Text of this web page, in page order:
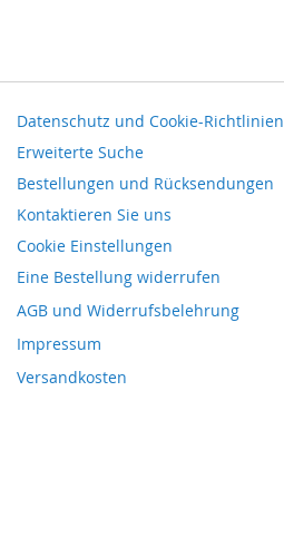
Datenschutz und Cookie-Richtlinien
Erweiterte Suche
Bestellungen und Rücksendungen
Kontaktieren Sie uns
Cookie Einstellungen
Eine Bestellung widerrufen
AGB und Widerrufsbelehrung
Impressum
Versandkosten